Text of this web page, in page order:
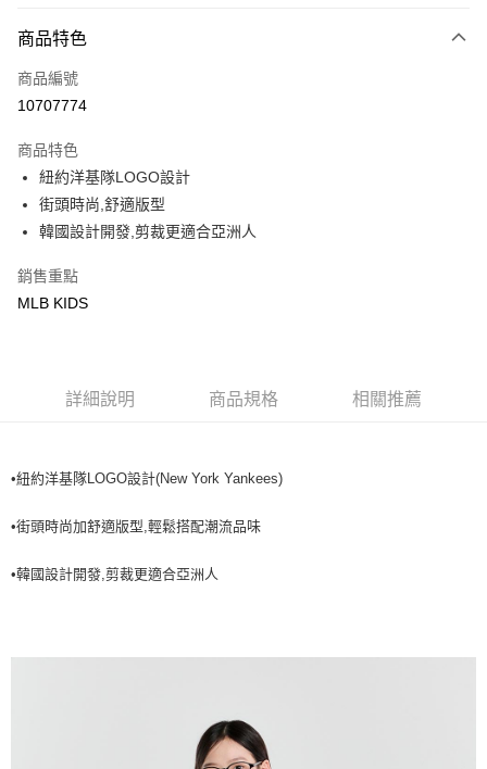
LINE Pay
Apple Pay
悠遊付
運送方式
每筆NT$60，滿NT$499(含以上)免運費
7-11取貨付款<未取貨列黑名單/不支援離島取退>
每筆NT$60，滿NT$499(含以上)免運費
宅配滿699免運
商品特色
商品編號
10707774
商品特色
紐約洋基隊LOGO設計
街頭時尚,舒適版型
韓國設計開發,剪裁更適合亞洲人
銷售重點
MLB KIDS
詳細說明 商品規格 相關推薦
•紐約洋基隊LOGO設計(New York Yankees)
•街頭時尚加舒適版型,輕鬆搭配潮流品味
•韓國設計開發,剪裁更適合亞洲人